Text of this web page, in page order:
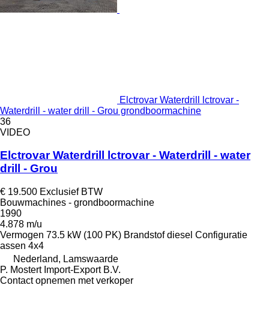
Elctrovar Waterdrill lctrovar -
Waterdrill - water drill - Grou grondboormachine
36
VIDEO
Elctrovar Waterdrill lctrovar - Waterdrill - water
drill - Grou
€ 19.500 Exclusief BTW
Bouwmachines - grondboormachine
1990
4.878 m/u
Vermogen 73.5 kW (100 PK) Brandstof diesel Configuratie
assen 4x4
Nederland, Lamswaarde
P. Mostert Import-Export B.V.
Contact opnemen met verkoper